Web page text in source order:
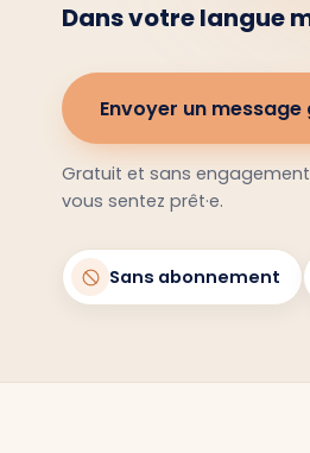
Dans votre langue
Envoyer un
Gratuit et sans
vous sentez prêt·e.
Sans abonnement